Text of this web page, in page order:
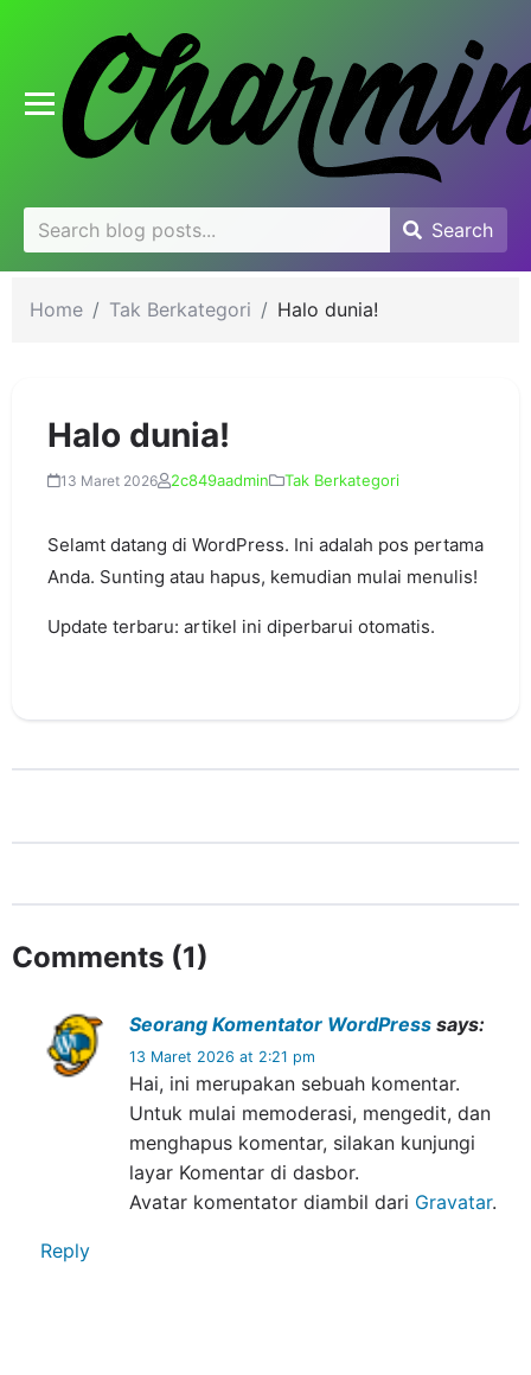
Toggle mobile menu
Search
for:
Search
Search
Home Tak Berkategori Halo dunia!
Halo dunia!
13 Maret 2026 2c849aadmin Tak Berkategori
Selamt datang di WordPress. Ini adalah pos pertama
Anda. Sunting atau hapus, kemudian mulai menulis!
Update terbaru: artikel ini diperbarui otomatis.
Comments (1)
Seorang Komentator WordPress says:
13 Maret 2026 at 2:21 pm
Hai, ini merupakan sebuah komentar.
Untuk mulai memoderasi, mengedit, dan
menghapus komentar, silakan kunjungi
layar Komentar di dasbor.
Avatar komentator diambil dari Gravatar.
Reply